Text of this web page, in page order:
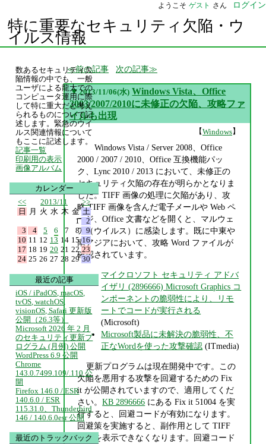
ようこそ ゲスト さん ログイン
特に重要なセキュリティ欠陥・ウ
イルス情報
前の記事 次の記事
▼ 2013/11/06(水) Windows Vista、Office
2003/2007/2010に未修正の欠陥、攻略ファ
イルも出現
【Windows】
Windows Vista / Server 2008、Office
2000 / 2007 / 2010、Office 互換機能パッ
ク、Lync 2010 / 2013 において、未修正の
セキュリティ欠陥の存在が明らかとなりま
した。TIFF 画像の処理に欠陥があり、攻
略 TIFF 画像を含んだ電子メールや Web ペ
ージ、Office 文書などを開くと、マルウェ
ア（ウイルス）に感染します。既に中東や
南アジアにおいて、攻略 Word ファイルが
確認されています。
マイクロソフト セキュリティ アドバ
イザリ (2896666) Microsoft Graphics コ
ンポーネントの脆弱性により、リモ
ートでコードが実行される
(Microsoft)
Microsoft製品に未解決の脆弱性、不
正なWordを使った攻撃確認 (ITmedia)
更新プログラムは現在開発中です。この
欠陥を悪用する攻撃を回避するための Fix
it が公開されていますので、適用してくだ
さい。KB 2896666 にある Fix it 51004 を実
行すると、回避コードが有効になります。
回避策を実施すると、副作用として TIFF
画像を表示できなくなります。回避コード
数あるセキュリティ欠
陥情報の中でも、一般
ユーザによる龍大での
コンピュータ運用に際
して特に重大だと考え
られるものについて記
述します。緊急のウイ
ルス関連情報について
もここに記述します。
記事一覧
印刷用の表示
画像アルバム
カレンダー
<<
2013/11
>>
日
月 火 水 木 金 土
1
2
3
4 5 6 7 8
9
10 11 12 13 14 15 16
17 18 19 20 21 22 23
24 25 26 27 28 29 30
最近の記事
iOS / iPadOS, macOS,
tvOS, watchOS,
visionOS, Safari 更新版
公開（26.3等）
Microsoft 2026 年 2 月
のセキュリティ更新プ
ログラム (月例) 公開
WordPress 6.9 公開
Chrome
143.0.7499.109/.110 公
開
Firefox 146.0 / ESR
140.6.0 / ESR
115.31.0、Thunderbird
146 / 140.6.0esr 公開
最近のトラックバック